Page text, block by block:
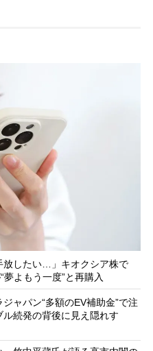
放したい…」キオクシア株で
よもう一度”と再購入
ャパン“多額のEV補助金”で注
続発の背後に見え隠れす